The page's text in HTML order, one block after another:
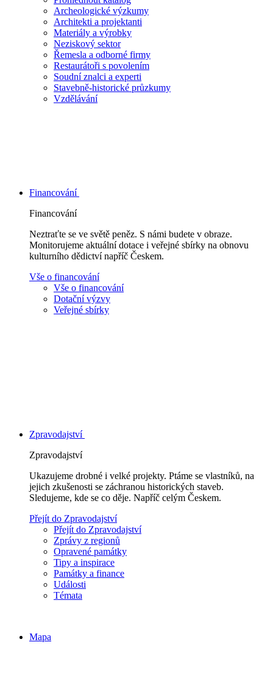
Archeologické výzkumy
Architekti a projektanti
Materiály a výrobky
Neziskový sektor
Řemesla a odborné firmy
Restaurátoři s povolením
Soudní znalci a experti
Stavebně-historické průzkumy
Vzdělávání
Financování
Financování
Neztraťte se ve světě peněz. S námi budete v obraze.
Monitorujeme aktuální dotace i veřejné sbírky na obnovu
kulturního dědictví napříč Českem.
Vše o financování
Vše o financování
Dotační výzvy
Veřejné sbírky
Zpravodajství
Zpravodajství
Ukazujeme drobné i velké projekty. Ptáme se vlastníků, na
jejich zkušenosti se záchranou historických staveb.
Sledujeme, kde se co děje. Napříč celým Českem.
Přejít do Zpravodajství
Přejít do Zpravodajství
Zprávy z regionů
Opravené památky
Tipy a inspirace
Památky a finance
Události
Témata
Mapa